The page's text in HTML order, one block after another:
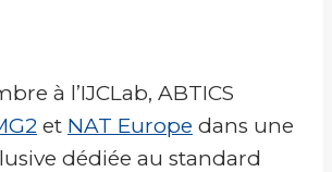
à l’IJCLab, ABTICS
et NAT Europe dans une
dédiée au standard